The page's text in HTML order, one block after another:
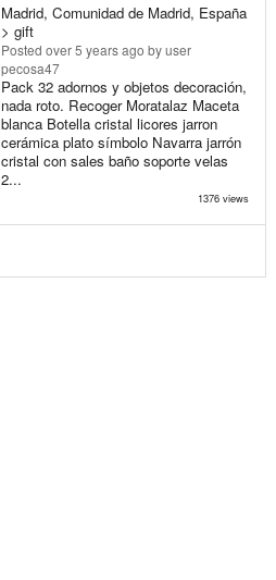
Madrid, Comunidad de Madrid, España
> gift
Posted over 5 years ago by user
pecosa47
Pack 32 adornos y objetos decoración,
nada roto. Recoger Moratalaz Maceta
blanca Botella cristal licores jarron
cerámica plato símbolo Navarra jarrón
cristal con sales baño soporte velas
2...
1376 views